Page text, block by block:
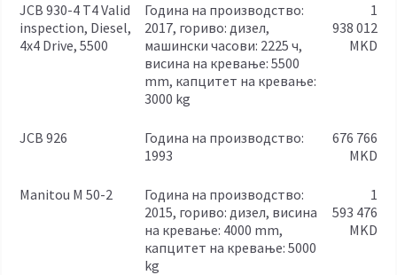
JCB 930-4 T4 Valid
inspection, Diesel,
4x4 Drive, 5500
година на производство:
2017, гориво: дизел,
машински часови: 2225 ч,
висина на кревање: 5500
mm, капцитет на кревање:
3000 kg
1
938 012
MKD
JCB 926
година на производство:
1993
676 766
MKD
Manitou M 50-2
година на производство:
2015, гориво: дизел, висина
на кревање: 4000 mm,
капцитет на кревање: 5000
kg
1
593 476
MKD